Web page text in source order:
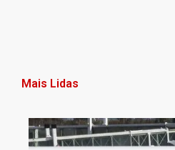
Mais Lidas